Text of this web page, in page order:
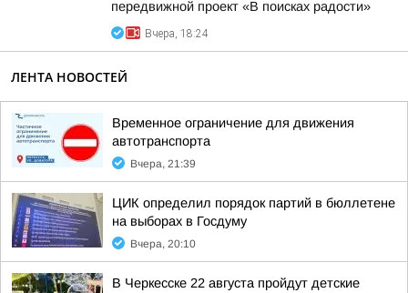
передвижной проект «В поисках радости»
Вчера, 18:24
ЛЕНТА НОВОСТЕЙ
Временное ограничение для движения
автотранспорта
Вчера, 21:39
ЦИК определил порядок партий в бюллетене
на выборах в Госдуму
Вчера, 20:10
В Черкесске 22 августа пройдут детские